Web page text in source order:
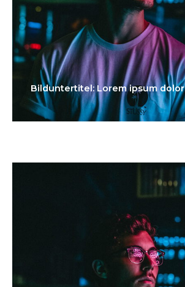
Bilduntertitel: Lorem ipsum dolor